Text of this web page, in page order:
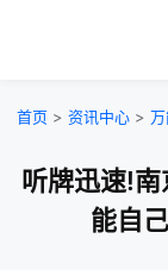
首页 > 资讯中心 >
听牌迅速!
能自